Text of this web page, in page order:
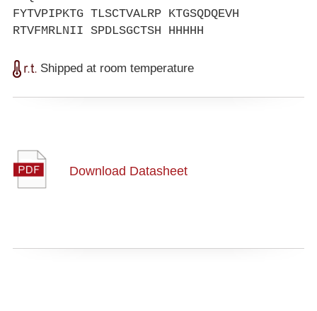
FYTVPIPKTG TLSCTVALRP KTGSQDQEVH
RTVFMRLNII SPDLSGCTSH HHHHH
Shipped at room temperature
Download Datasheet